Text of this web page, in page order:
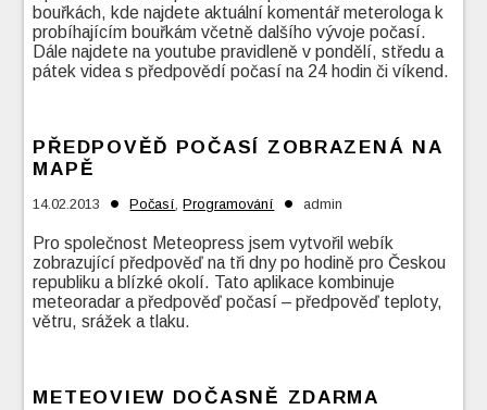
bouřkách, kde najdete aktuální komentář meterologa k
probíhajícím bouřkám včetně dalšího vývoje počasí.
Dále najdete na youtube pravidleně v pondělí, středu a
pátek videa s předpovědí počasí na 24 hodin či víkend.
PŘEDPOVĚĎ POČASÍ ZOBRAZENÁ NA
MAPĚ
14.02.2013 • Počasí,Programování • admin
Pro společnost Meteopress jsem vytvořil webík
zobrazující předpověď na tři dny po hodině pro Českou
republiku a blízké okolí. Tato aplikace kombinuje
meteoradar a předpověď počasí – předpověď teploty,
větru, srážek a tlaku.
METEOVIEW DOČASNĚ ZDARMA